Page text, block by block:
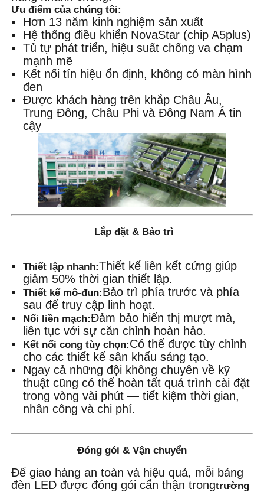
Ưu điểm của chúng tôi:
Hơn 13 năm kinh nghiệm sản xuất
Hệ thống điều khiển NovaStar (chip A5plus)
Tủ tự phát triển, hiệu suất chống va chạm
mạnh mẽ
Kết nối tín hiệu ổn định, không có màn hình
đen
Được khách hàng trên khắp Châu Âu,
Trung Đông, Châu Phi và Đông Nam Á tin
cậy
Lắp đặt & Bảo trì
Thiết lập nhanh:Thiết kế liên kết cứng giúp
giảm 50% thời gian thiết lập.
Thiết kế mô-đun:Bảo trì phía trước và phía
sau để truy cập linh hoạt.
Nối liền mạch:Đảm bảo hiển thị mượt mà,
liên tục với sự căn chỉnh hoàn hảo.
Kết nối cong tùy chọn:Có thể được tùy chỉnh
cho các thiết kế sân khấu sáng tạo.
Ngay cả những đội không chuyên về kỹ
thuật cũng có thể hoàn tất quá trình cài đặt
trong vòng vài phút — tiết kiệm thời gian,
nhân công và chi phí.
Đóng gói & Vận chuyển
Để giao hàng an toàn và hiệu quả, mỗi bảng
đèn LED được đóng gói cẩn thận trongtrường